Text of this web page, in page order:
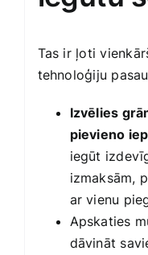
Tas ir ļoti
tehnoloģiju
Izvēlies
pievieno
iegūt
izmaksām,
ar vienu
Apskaties
dāvināt